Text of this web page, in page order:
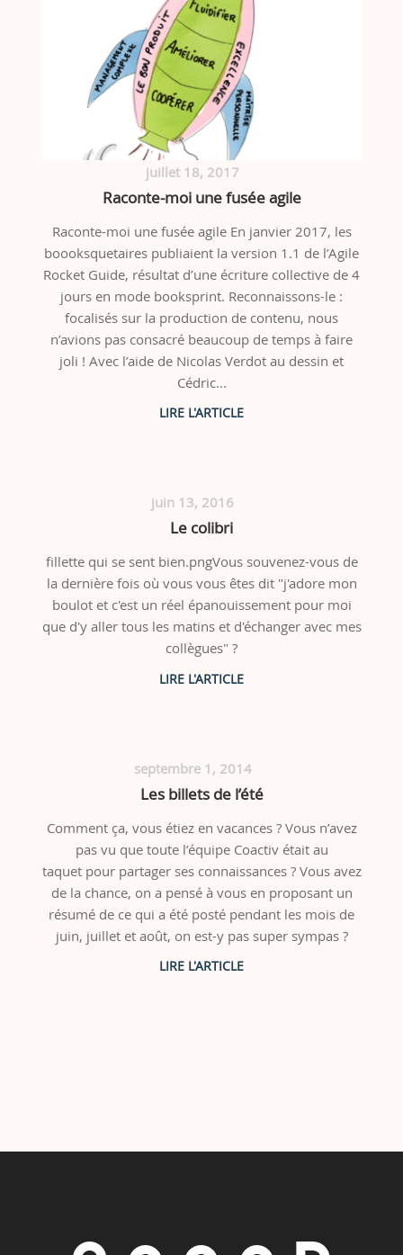
juillet 18, 2017
Raconte-moi une fusée agile
Raconte-moi une fusée agile En janvier 2017, les
boooksquetaires publiaient la version 1.1 de l’Agile
Rocket Guide, résultat d’une écriture collective de 4
jours en mode booksprint. Reconnaissons-le :
focalisés sur la production de contenu, nous
n’avions pas consacré beaucoup de temps à faire
joli ! Avec l’aide de Nicolas Verdot au dessin et
Cédric...
juin 13, 2016
Le colibri
fillette qui se sent bien.pngVous souvenez-vous de
la dernière fois où vous vous êtes dit "j'adore mon
boulot et c'est un réel épanouissement pour moi
que d'y aller tous les matins et d'échanger avec mes
collègues" ?
septembre 1, 2014
Les billets de l’été
Comment ça, vous étiez en vacances ? Vous n’avez
pas vu que toute l’équipe Coactiv était au
taquet pour partager ses connaissances ? Vous avez
de la chance, on a pensé à vous en proposant un
résumé de ce qui a été posté pendant les mois de
juin, juillet et août, on est-y pas super sympas ?